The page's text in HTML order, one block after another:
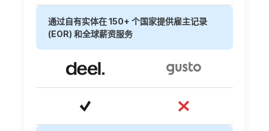
通过自有实体在 150+ 个国家提供雇主记录
(EOR) 和全球薪资服务